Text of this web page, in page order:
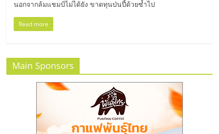
SMEs,
แฟ
ไชส์,
นอกจากล้มแชมป์ไม่ได้ยัง ขาดทุนป่นปี้ด้วยซ้ำไป
Read more
Main Sponsors